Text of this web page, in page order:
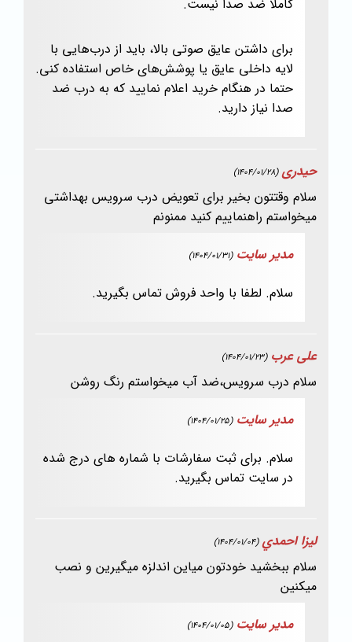
کاملاً ضد صدا نیست.
برای داشتن عایق صوتی بالا، باید از درب‌هایی با
لایه داخلی عایق یا پوشش‌های خاص استفاده کنی.
حتما در هنگام خرید اعلام نمایید که به درب ضد
صدا نیاز دارید.
حیدری (1404/01/28)
سلام وقتتون بخیر برای تعویض درب سرویس بهداشتی
میخواستم راهنماییم کنید ممنونم
مدیر سایت (1404/01/31)
سلام. لطفا با واحد فروش تماس بگیرید.
علی عرب (1404/01/23)
سلام درب سرویس،ضد آب میخواستم رنگ روشن
مدیر سایت (1404/01/25)
سلام. برای ثبت سفارشات با شماره های درج شده
در سایت تماس بگیرید.
ليزا احمدي (1404/01/04)
سلام ببخشيد خودتون مياين اندلزه ميگيرين و نصب
ميكنين
مدیر سایت (1404/01/05)